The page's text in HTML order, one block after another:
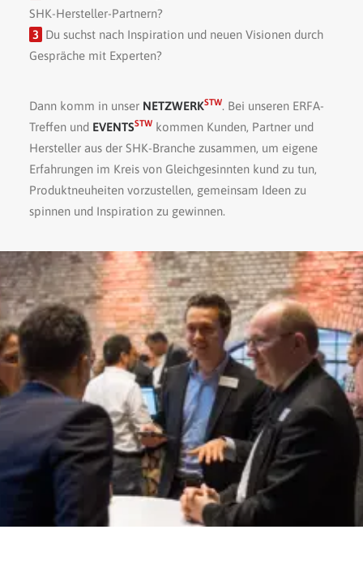
SHK-Hersteller-Partnern?
3 Du suchst nach Inspiration und neuen Visionen durch
Gespräche mit Experten?
Dann komm in unser NETZWERKSTW. Bei unseren ERFA-
Treffen und EVENTSSTW kommen Kunden, Partner und
Hersteller aus der SHK-Branche zusammen, um eigene
Erfahrungen im Kreis von Gleichgesinnten kund zu tun,
Produktneuheiten vorzustellen, gemeinsam Ideen zu
spinnen und Inspiration zu gewinnen.